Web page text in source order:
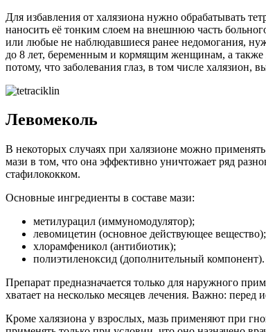
Для избавления от халязиона нужно обрабатывать
наносить её тонким слоем на внешнюю часть
или любые не наблюдавшиеся ранее недомогания,
до 8 лет, беременным и кормящим женщинам, а также
потому, что заболевания глаз, в том числе
Левомеколь
В некоторых случаях при халязионе можно
мази в том, что она эффективно уничтожает ряд
стафилококком.
Основные ингредиенты в составе мази:
метилурацил (иммуномодулятор);
левомицетин (основное действующее вещество);
хлорамфеникол (антибиотик);
полиэтиленоксид (дополнительный компонент).
Препарат предназначается только для наружного
хватает на несколько месяцев лечения. Важно: перед
Кроме халязиона у взрослых, мазь применяют при